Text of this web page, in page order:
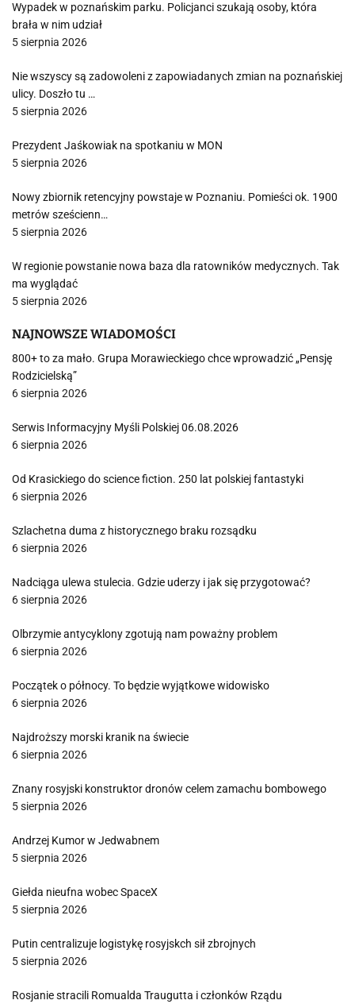
Wypadek w poznańskim parku. Policjanci szukają osoby, która
brała w nim udział
5 sierpnia 2026
Nie wszyscy są zadowoleni z zapowiadanych zmian na poznańskiej
ulicy. Doszło tu …
5 sierpnia 2026
Prezydent Jaśkowiak na spotkaniu w MON
5 sierpnia 2026
Nowy zbiornik retencyjny powstaje w Poznaniu. Pomieści ok. 1900
metrów sześcienn…
5 sierpnia 2026
W regionie powstanie nowa baza dla ratowników medycznych. Tak
ma wyglądać
5 sierpnia 2026
NAJNOWSZE WIADOMOŚCI
800+ to za mało. Grupa Morawieckiego chce wprowadzić „Pensję
Rodzicielską”
6 sierpnia 2026
Serwis Informacyjny Myśli Polskiej 06.08.2026
6 sierpnia 2026
Od Krasickiego do science fiction. 250 lat polskiej fantastyki
6 sierpnia 2026
Szlachetna duma z historycznego braku rozsądku
6 sierpnia 2026
Nadciąga ulewa stulecia. Gdzie uderzy i jak się przygotować?
6 sierpnia 2026
Olbrzymie antycyklony zgotują nam poważny problem
6 sierpnia 2026
Początek o północy. To będzie wyjątkowe widowisko
6 sierpnia 2026
Najdroższy morski kranik na świecie
6 sierpnia 2026
Znany rosyjski konstruktor dronów celem zamachu bombowego
5 sierpnia 2026
Andrzej Kumor w Jedwabnem
5 sierpnia 2026
Giełda nieufna wobec SpaceX
5 sierpnia 2026
Putin centralizuje logistykę rosyjskch sił zbrojnych
5 sierpnia 2026
Rosjanie stracili Romualda Traugutta i członków Rządu